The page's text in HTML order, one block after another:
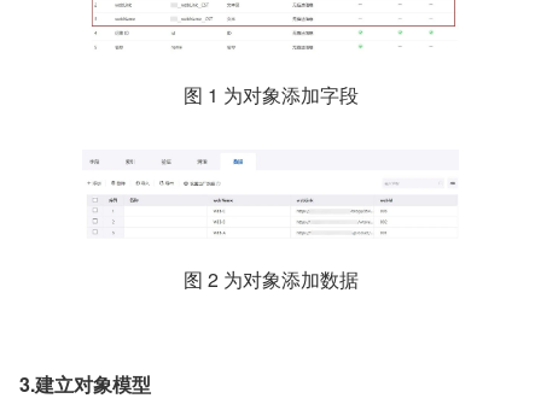
图 1 为对象添加字段
图 2 为对象添加数据
3.建立对象模型